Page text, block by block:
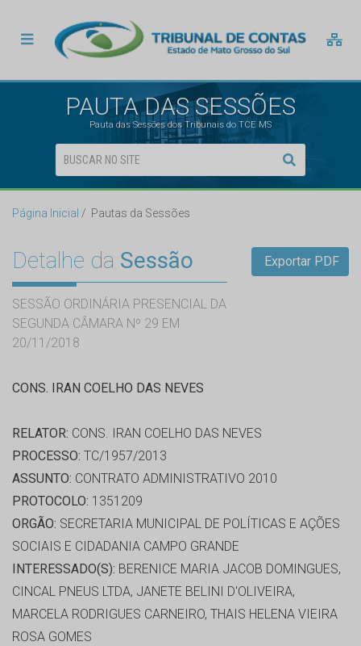
PAUTA DAS SESSÕES
Pauta das Sessões dos Tribunais do TCE MS
Página Inicial Pautas da Sessões
Detalhe da Sessão
SESSÃO ORDINÁRIA PRESENCIAL DA
SEGUNDA CÂMARA Nº 29 EM
20/11/2018
Exportar PDF
CONS. IRAN COELHO DAS NEVES
RELATOR: CONS. IRAN COELHO DAS NEVES
PROCESSO: TC/1957/2013
ASSUNTO: CONTRATO ADMINISTRATIVO 2010
PROTOCOLO: 1351209
ORGÃO: SECRETARIA MUNICIPAL DE POLÍTICAS E AÇÕES
SOCIAIS E CIDADANIA CAMPO GRANDE
INTERESSADO(S): BERENICE MARIA JACOB DOMINGUES,
CINCAL PNEUS LTDA, JANETE BELINI D'OLIVEIRA,
MARCELA RODRIGUES CARNEIRO, THAIS HELENA VIEIRA
ROSA GOMES